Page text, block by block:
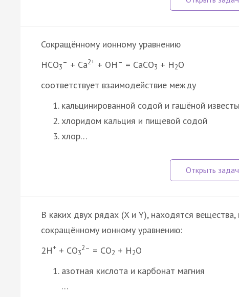
Сокращённому ионному уравнению
HCO3
– + Ca2+ + OH – = CaCO3 + H2O
соответствует взаимодействие между
кальцинированной содой и гашёной
хлоридом кальция и пищевой содой
хлор…
В каких двух рядах (X и Y), находятся
сокращённому ионному уравнению:
2Н+ + СО3
2– = СО2 + Н2О
азотная кислота и карбонат магния
…